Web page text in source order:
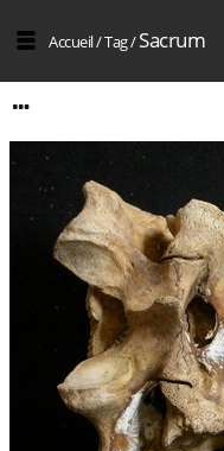
Accueil/Tag/Sacrum